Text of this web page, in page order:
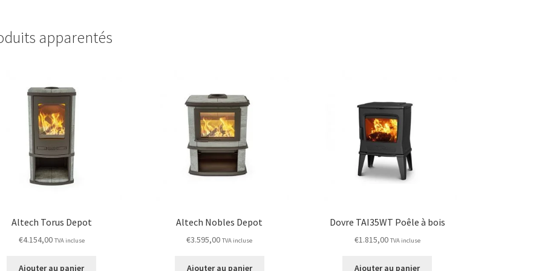
apparentés
Altech Torus Depot
€4.154,00 TVA incluse
Ajouter au panier
Altech Nobles Depot
€3.595,00 TVA incluse
Ajouter au panier
Dovre TAI35WT Poêle à bois
€1.815,00 TVA incluse
Ajouter au panier